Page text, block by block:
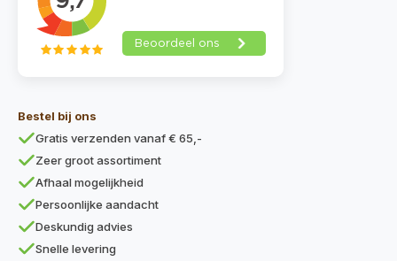
Bestel bij ons
Gratis verzenden vanaf € 65,-
Zeer groot assortiment
Afhaal mogelijkheid
Persoonlijke aandacht
Deskundig advies
Snelle levering